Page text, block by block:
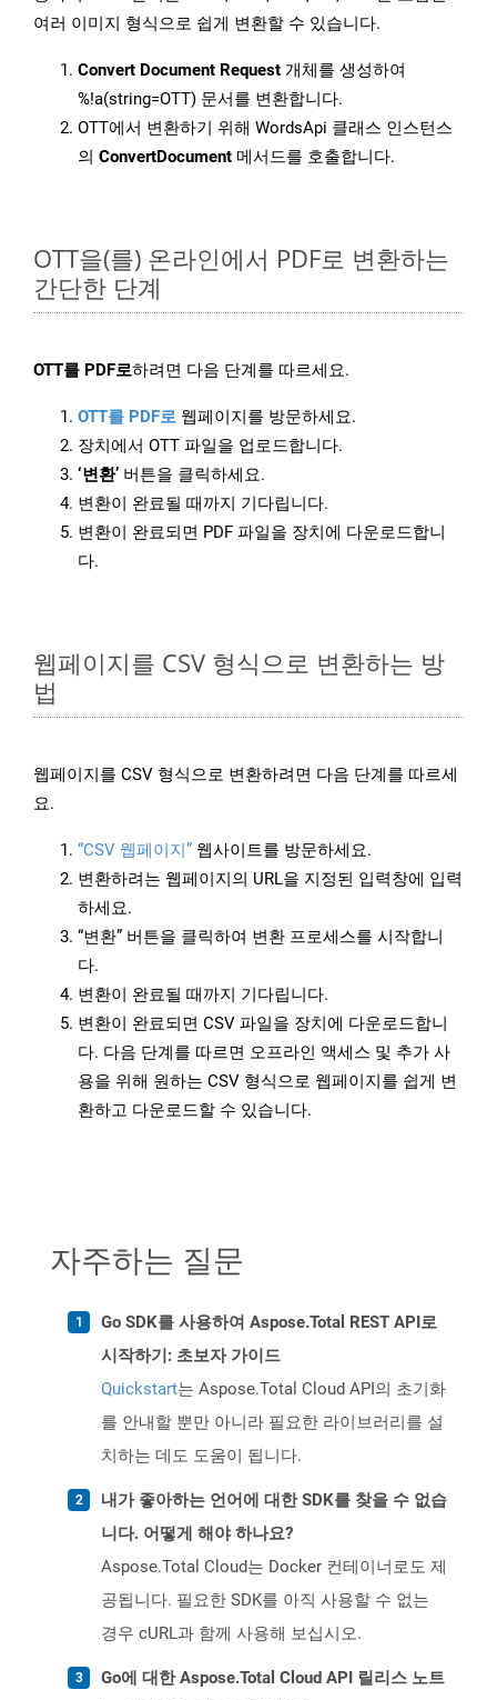
여러 이미지 형식으로 쉽게 변환할 수 있습니다.
Convert Document Request 개체를 생성하여
%!a(string=OTT) 문서를 변환합니다.
OTT에서 변환하기 위해 WordsApi 클래스 인스턴스
의 ConvertDocument 메서드를 호출합니다.
OTT을(를) 온라인에서 PDF로 변환하는
간단한 단계
OTT를 PDF로하려면 다음 단계를 따르세요.
OTT를 PDF로 웹페이지를 방문하세요.
장치에서 OTT 파일을 업로드합니다.
‘변환’ 버튼을 클릭하세요.
변환이 완료될 때까지 기다립니다.
변환이 완료되면 PDF 파일을 장치에 다운로드합니
다.
웹페이지를 CSV 형식으로 변환하는 방
법
웹페이지를 CSV 형식으로 변환하려면 다음 단계를 따르세
요.
“CSV 웹페이지” 웹사이트를 방문하세요.
변환하려는 웹페이지의 URL을 지정된 입력창에 입력
하세요.
“변환” 버튼을 클릭하여 변환 프로세스를 시작합니
다.
변환이 완료될 때까지 기다립니다.
변환이 완료되면 CSV 파일을 장치에 다운로드합니
다. 다음 단계를 따르면 오프라인 액세스 및 추가 사
용을 위해 원하는 CSV 형식으로 웹페이지를 쉽게 변
환하고 다운로드할 수 있습니다.
자주하는 질문
Go SDK를 사용하여 Aspose.Total REST API로
시작하기: 초보자 가이드
Quickstart는 Aspose.Total Cloud API의 초기화
를 안내할 뿐만 아니라 필요한 라이브러리를 설
치하는 데도 도움이 됩니다.
내가 좋아하는 언어에 대한 SDK를 찾을 수 없습
니다. 어떻게 해야 하나요?
Aspose.Total Cloud는 Docker 컨테이너로도 제
공됩니다. 필요한 SDK를 아직 사용할 수 없는
경우 cURL과 함께 사용해 보십시오.
Go에 대한 Aspose.Total Cloud API 릴리스 노트